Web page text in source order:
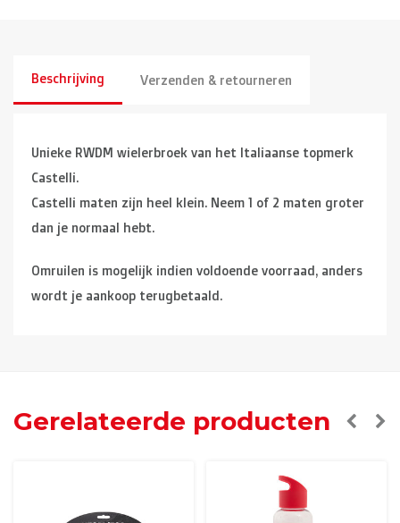
Beschrijving Verzenden & retourneren
Unieke RWDM wielerbroek van het Italiaanse topmerk
Castelli.
Castelli maten zijn heel klein. Neem 1 of 2 maten groter
dan je normaal hebt.
Omruilen is mogelijk indien voldoende voorraad, anders
wordt je aankoop terugbetaald.
Gerelateerde producten